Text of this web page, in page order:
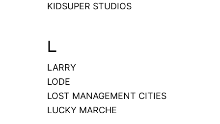
KIDSUPER STUDIOS
L
LARRY
LODE
LOST MANAGEMENT CITIES
LUCKY MARCHE